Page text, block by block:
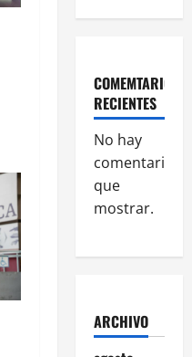
COMEMTARIOS
RECIENTES
No hay
comentarios
que
mostrar.
ARCHIVO